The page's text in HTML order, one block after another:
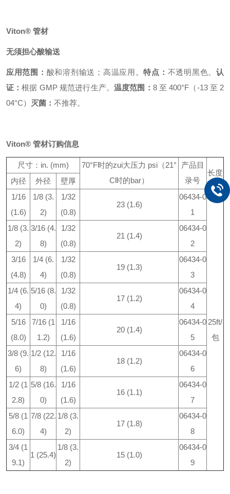
Viton® 管材
无须担心酸输送
应用范围： 酸和溶剂输送；高温应用。特点： 不透明黑色。认
证：根据 GMP 规范进行生产。温度范围： 8 至 400°F（-13 至 2
04°C）
灭菌： 不推荐。
Viton® 管材订购信息
尺寸：in. (mm)
70°F时的zui大压力 psi（21°
C时的bar）
产品目
录号
长度
内径
外径
壁厚
1/16
(1.6)
1/8 (3.
2)
1/32
(0.8)
23 (1.6)
06434-0
1
25ft/
包
1/8 (3.
2)
3/16 (4.
8)
1/32
(0.8)
21 (1.4)
06434-0
2
3/16
(4.8)
1/4 (6.
4)
1/32
(0.8)
19 (1.3)
06434-0
3
1/4 (6.
4)
5/16 (8.
0)
1/32
(0.8)
17 (1.2)
06434-0
4
5/16
(8.0)
7/16 (1
1.2)
1/16
(1.6)
20 (1.4)
06434-0
5
3/8 (9.
6)
1/2 (12.
8)
1/16
(1.6)
18 (1.2)
06434-0
6
1/2 (1
2.8)
5/8 (16.
0)
1/16
(1.6)
16 (1.1)
06434-0
7
5/8 (1
6.0)
7/8 (22.
4)
1/8 (3.
2)
17 (1.8)
06434-0
8
3/4 (1
9.1)
1 (25.4)
1/8 (3.
2)
15 (1.0)
06434-0
9